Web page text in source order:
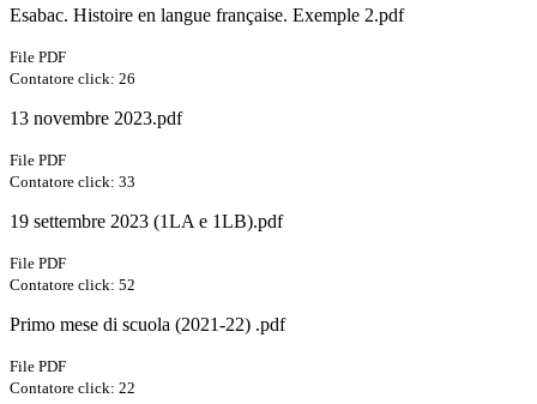
Esabac. Histoire en langue française. Exemple 2.pdf
File PDF
Contatore click: 26
13 novembre 2023.pdf
File PDF
Contatore click: 33
19 settembre 2023 (1LA e 1LB).pdf
File PDF
Contatore click: 52
Primo mese di scuola (2021-22) .pdf
File PDF
Contatore click: 22